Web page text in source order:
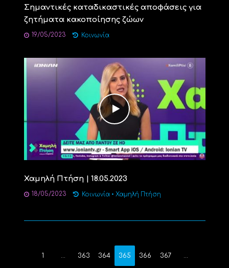
Σημαντικές καταδικαστικές αποφάσεις για
ζητήματα κακοποίησης ζώων
19/05/2023 Κοινωνία
Χαμηλή Πτήση | 18.05.2023
18/05/2023 Κοινωνία • Χαμηλή Πτήση
1 363 364 365 366 367